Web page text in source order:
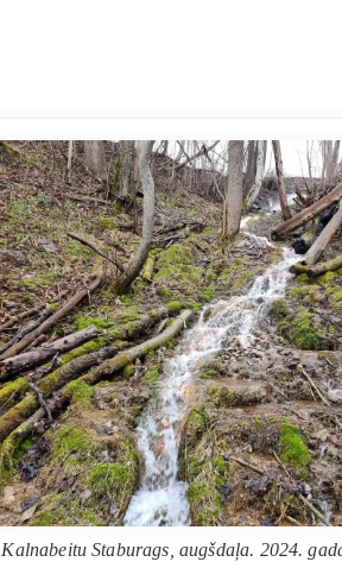
Kalnabeitu Staburags, augšdaļa. 2024.